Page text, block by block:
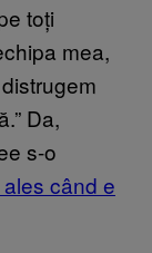
toți
mea,
Da,
s-o
când e